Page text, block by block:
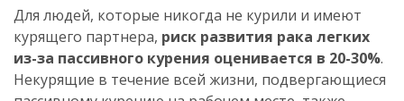
Для людей, которые никогда не курили и имеют
курящего партнера, риск развития рака легких
из-за пассивного курения оценивается в 20-30%.
Некурящие в течение всей жизни, подвергающиеся